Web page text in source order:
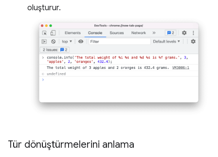
oluşturur.
Tür dönüştürmelerini anlama